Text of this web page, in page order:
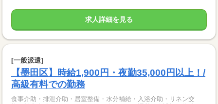
求人詳細を見る
[一般派遣]
【墨田区】時給1,900円・夜勤35,000円以上！/
高級有料での勤務
食事介助・排泄介助・居室整備・水分補給・入浴介助・リネン交